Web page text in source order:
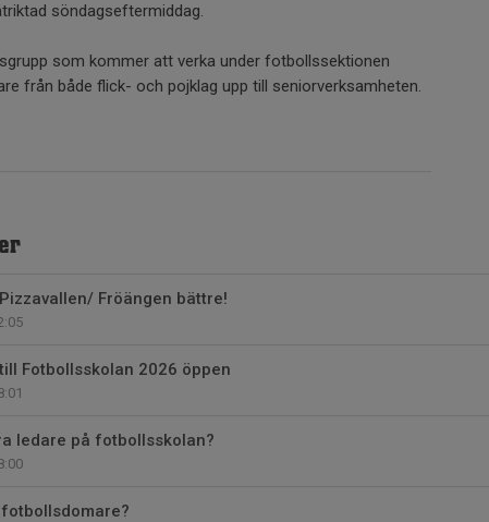
söndagseftermiddag.
som kommer att verka under fotbollssektionen
från både flick- och pojklag upp till seniorverksamheten.
Fröängen bättre!
Fotbollsskolan 2026 öppen
ledare på fotbollsskolan?